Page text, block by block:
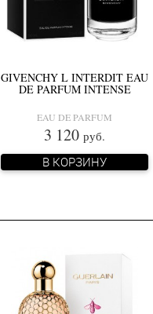
GIVENCHY L INTERDIT EAU
DE PARFUM INTENSE
EAU DE PARFUM
3 120 руб.
В КОРЗИНУ